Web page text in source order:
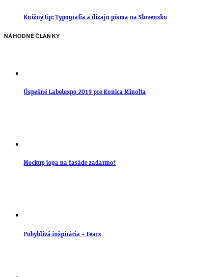
Knižný tip: Typografia a dizajn písma na Slovensku
NÁHODNÉ ČLÁNKY
Úspešné Labelexpo 2019 pre Konica Minolta
Mockup loga na fasáde zadarmo!
Pohyblivá inšpirácia – Fears